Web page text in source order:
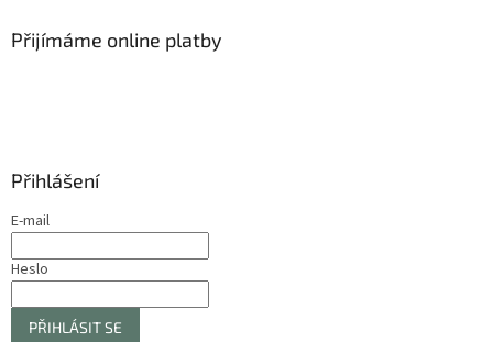
Přijímáme online platby
Přihlášení
E-mail
Heslo
PŘIHLÁSIT SE